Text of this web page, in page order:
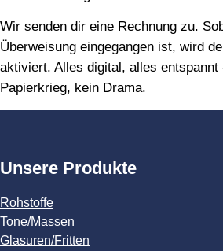
Wir senden dir eine Rechnung zu.
Überweisung eingegangen ist, wird
aktiviert. Alles digital, alles entspannt
Papierkrieg, kein Drama.
Unsere Produkte
Rohstoffe
Tone/Massen
Glasuren/Fritten